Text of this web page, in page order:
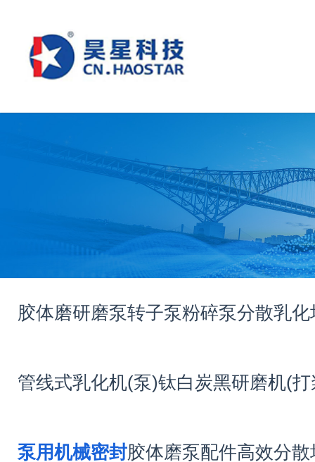
胶体磨研磨泵转子泵粉碎泵分散乳化
管线式乳化机(泵)钛白炭黑研磨机(打
泵用机械密封胶体磨泵配件高效分